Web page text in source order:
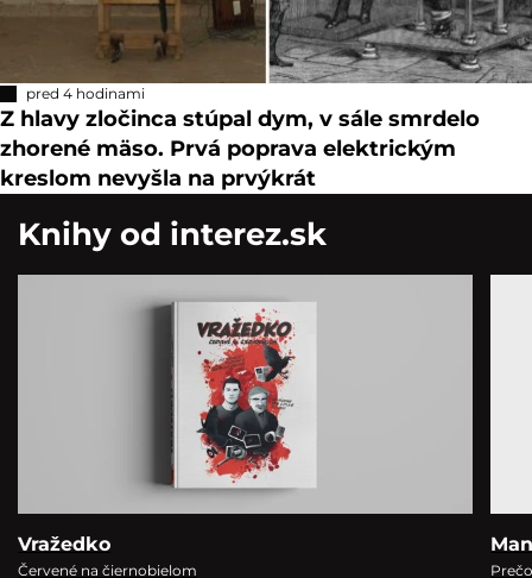
pred 4 hodinami
Z hlavy zločinca stúpal dym, v sále smrdelo
zhorené mäso. Prvá poprava elektrickým
kreslom nevyšla na prvýkrát
Knihy od interez.sk
Vražedko
Červené na čiernobielom